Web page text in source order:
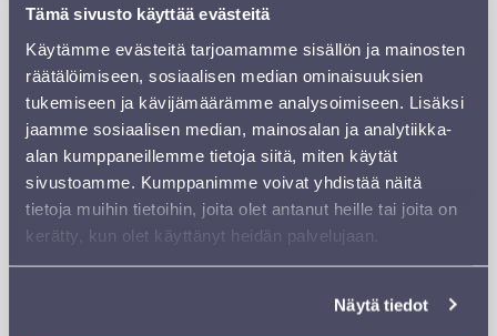
Tämä sivusto käyttää evästeitä
Käytämme evästeitä tarjoamamme sisällön ja mainosten
räätälöimiseen, sosiaalisen median ominaisuuksien
tukemiseen ja kävijämäärämme analysoimiseen. Lisäksi
jaamme sosiaalisen median, mainosalan ja analytiikka-
alan kumppaneillemme tietoja siitä, miten käytät
sivustoamme. Kumppanimme voivat yhdistää näitä
tietoja muihin tietoihin, joita olet antanut heille tai joita on
kerätty, kun olet käyttänyt heidän palvelujaan.
Näytä tiedot
toivolta ja valolta, tuoreilta pipareilta ja höyryäviltä
padoilta. Muistiin painuneilta laulun sanoilta, joiden
merkitystä ei vielä lapsena osannut ymmärtää.
Sinfonia Lahden joulukonsertti vie matkalle
menneisyyden jouluihin. Joskus lähemmäksi, joskus
kauemmaksi muistikuviin, joiden alati muuttuvaa pintaa
värittää nostalgiset sävelmät vuosien ja vuosikymmenten
takaa. Venla-palkittu laulaja-näyttelijä Maria Ylipää ja
ruotsalainen musikaalitähti Alexander Lycke esittävät
joulun ikimuistoisimpia lauluja ja tuoreimpia tuttavuuksia
aina klassikoista amerikkalaisen jazzin tunnelmallisimpiin